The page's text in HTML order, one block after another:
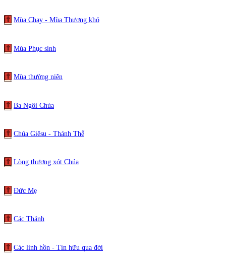
Mùa Chay - Mùa Thương khó
Mùa Phục sinh
Mùa thường niên
Ba Ngôi Chúa
Chúa Giêsu - Thánh Thể
Lòng thương xót Chúa
Đức Mẹ
Các Thánh
Các linh hồn - Tín hữu qua đời